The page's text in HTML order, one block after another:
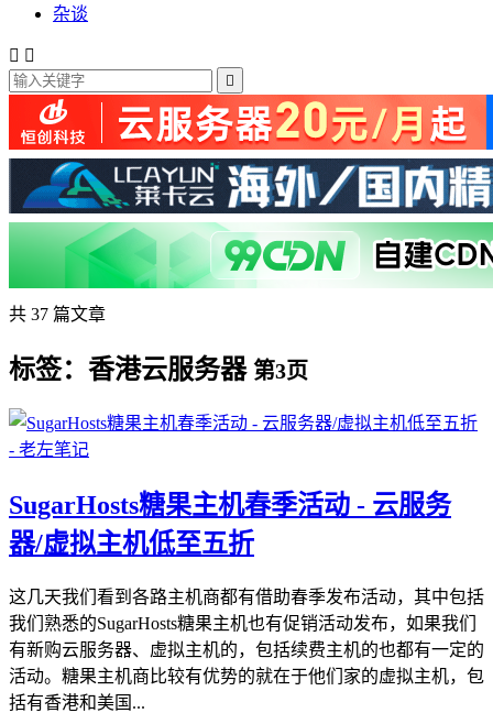
杂谈
 

共 37 篇文章
标签：香港云服务器 第3页
SugarHosts糖果主机春季活动 - 云服务
器/虚拟主机低至五折
这几天我们看到各路主机商都有借助春季发布活动，其中包括
我们熟悉的SugarHosts糖果主机也有促销活动发布，如果我们
有新购云服务器、虚拟主机的，包括续费主机的也都有一定的
活动。糖果主机商比较有优势的就在于他们家的虚拟主机，包
括有香港和美国...